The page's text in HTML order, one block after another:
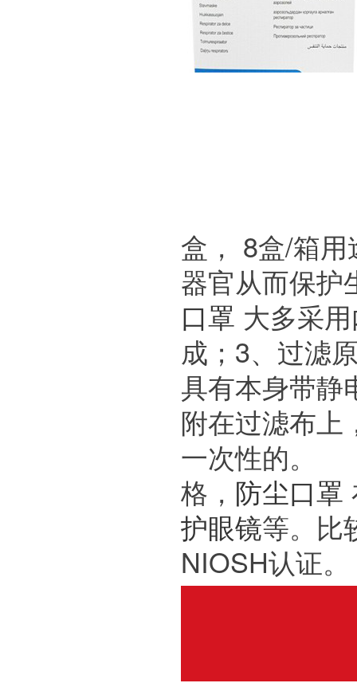
盒， 8盒/箱
器官从而保护
口罩 大多采
成；3、过滤
具有本身带静
附在过滤布上
一次性的。
格， 防尘口罩
护眼镜等。比
NIOSH认证。